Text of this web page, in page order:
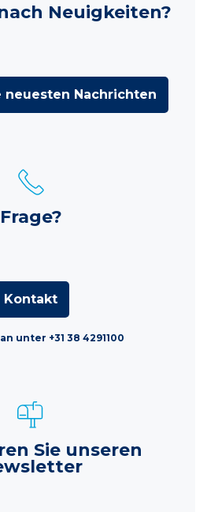
Neuigkeiten?
neuesten Nachrichten
Frage?
Kontakt
unter +31 38 4291100
Sie unseren